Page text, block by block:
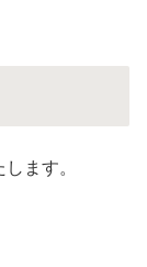
ます。